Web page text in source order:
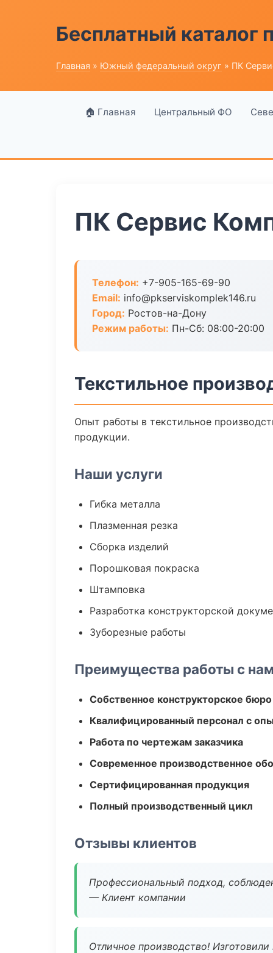
Бесплатный
Главная » Южный федеральный округ » ПК
🏠 Главная Центральный ФО
ПК Сервис
Телефон: +7-905-165-69-90
Email: info@pkserviskomplek146.ru
Город: Ростов-на-Дону
Режим работы: Пн-Сб: 08:00-20:00
Текстильное
Опыт работы в текстильное
продукции.
Наши услуги
Гибка металла
Плазменная резка
Сборка изделий
Порошковая покраска
Штамповка
Разработка конструкторской
Зуборезные работы
Преимущества работы с
Собственное конструкторское бюро
Квалифицированный персонал с
Работа по чертежам заказчика
Современное производственное
Сертифицированная продукция
Полный производственный цикл
Отзывы клиентов
Профессиональный подход,
— Клиент компании
Отличное производство!